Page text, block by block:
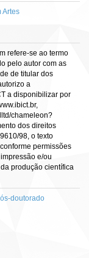
Artes
refere-se ao termo
pelo autor com as
de titular dos
a
a disponibilizar por
chameleon?
dos direitos
98, o texto
permissões
e/ou
produção científica
doutorado